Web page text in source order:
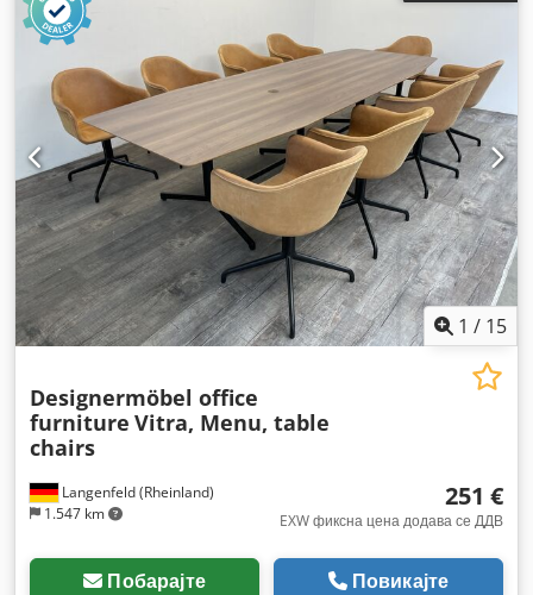
1 / 15
Langenfeld (Rheinland)
1.547 km
Designermöbel office
furniture Vitra, Menu, table
chairs
251 €
EXW фиксна цена додава се ДДВ
Побарајте Повикајте